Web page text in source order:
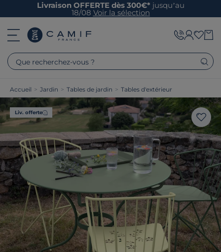
Livraison OFFERTE dès 300€* jusqu’au
18/08 Voir la sélection
Que recherchez-vous ?
Accueil > Jardin > Tables de jardin > Tables d'extérieur
Liv. offerte